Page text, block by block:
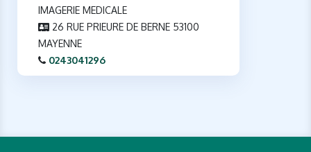
IMAGERIE MEDICALE
26 RUE PRIEURE DE BERNE 53100
MAYENNE
0243041296